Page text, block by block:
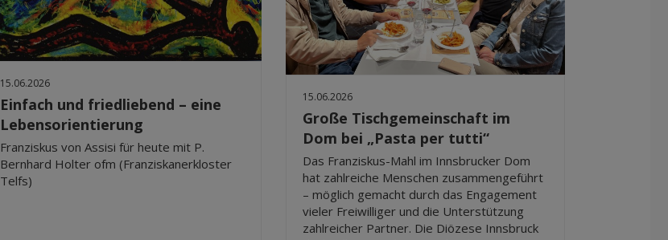
15.06.2026
Einfach und friedliebend – eine
Lebensorientierung
Franziskus von Assisi für heute mit P.
Bernhard Holter ofm (Franziskanerkloster
Telfs)
15.06.2026
Große Tischgemeinschaft im
Dom bei „Pasta per tutti“
Das Franziskus-Mahl im Innsbrucker Dom
hat zahlreiche Menschen zusammengeführt
– möglich gemacht durch das Engagement
vieler Freiwilliger und die Unterstützung
zahlreicher Partner. Die Diözese Innsbruck